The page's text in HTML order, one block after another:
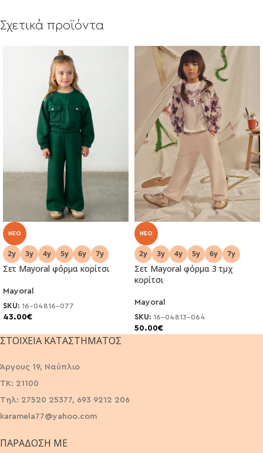
Σχετικά προϊόντα
NEO
Σετ Mayoral φόρμα κορίτσι
Mayoral
SKU: 16-04816-077
43.00€
NEO
Σετ Mayoral φόρμα 3 τμχ
κορίτσι
Mayoral
SKU: 16-04813-064
50.00€
ΣΤΟΙΧΕΊΑ ΚΑΤΑΣΤΉΜΑΤΟΣ
Άργους 19, Ναύπλιο
ΤΚ: 21100
Τηλ: 27520 25377, 693 9212 206
karamela77@yahoo.com
ΠΑΡΆΔΟΣΗ ΜΕ